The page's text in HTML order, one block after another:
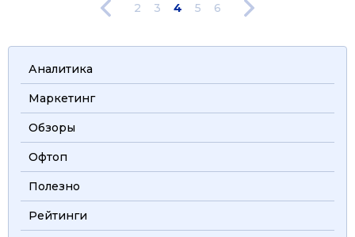
2 3 4 5 6
Аналитика
Маркетинг
Обзоры
Офтоп
Полезно
Рейтинги